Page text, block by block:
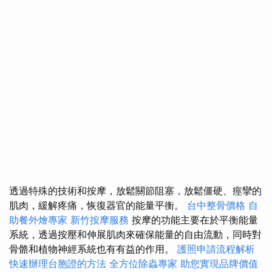
透過特殊的技術和按摩，放鬆關節阻塞，放鬆僵硬、痙攣的
肌肉，緩解疼痛，恢復器官的能量平衡。 台中整骨價格 自
助餐外燴專家 新竹按摩服務 按摩的功能主要在於平衡能量
系統，透過按壓和伸展肌肉來確保能量的自由流動，同時對
骨骼和植物神經系統也有有益的作用。 護照申請流程解析
快速辦理台胞證的方法 全方位除蟲專家 助您實現品牌價值